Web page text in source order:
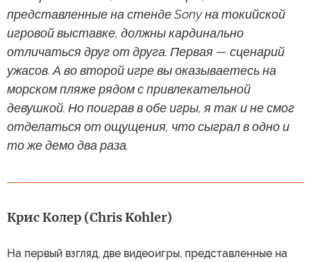
представленные на стенде Sony на токийской
игровой выставке, должны кардинально
отличаться друг от друга. Первая — сценарий
ужасов. А во второй игре вы оказываетесь на
морском пляже рядом с привлекательной
девушкой. Но поиграв в обе игры, я так и не смог
отделаться от ощущения, что сыграл в одно и
то же демо два раза.
Крис Колер (Chris Kohler)
На первый взгляд, две видеоигры, представленные на